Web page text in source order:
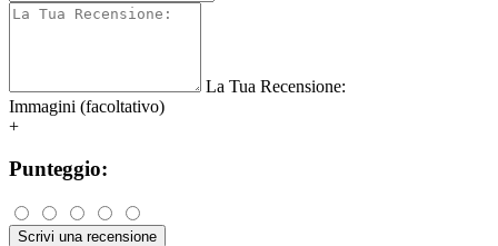
La Tua Recensione:
Immagini (facoltativo)
+
Punteggio:
Scrivi una recensione